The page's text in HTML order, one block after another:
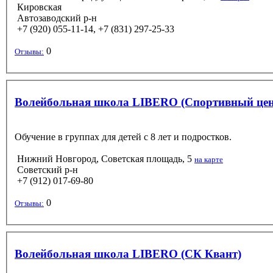
Кировская
Автозаводский р-н
+7 (920) 055-11-14, +7 (831) 297-25-33
Отзывы: 0
Волейбольная школа LIBERO (Спортивный
Обучение в группах для детей с 8 лет и подростков.
Нижний Новгород, Советская площадь, 5 на карте
Советский р-н
+7 (912) 017-69-80
Отзывы: 0
Волейбольная школа LIBERO (СК Квант)